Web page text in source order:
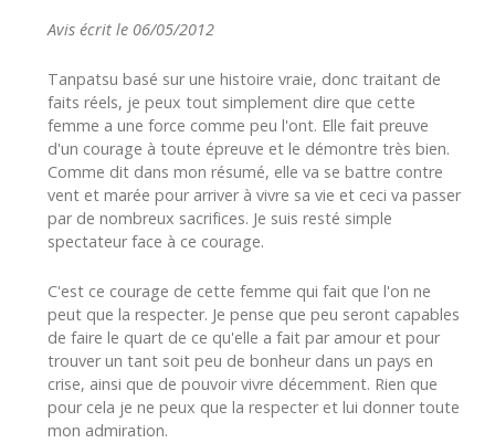
Avis écrit le 06/05/2012
Tanpatsu basé sur une histoire vraie, donc traitant de
faits réels, je peux tout simplement dire que cette
femme a une force comme peu l'ont. Elle fait preuve
d'un courage à toute épreuve et le démontre très bien.
Comme dit dans mon résumé, elle va se battre contre
vent et marée pour arriver à vivre sa vie et ceci va passer
par de nombreux sacrifices. Je suis resté simple
spectateur face à ce courage.
C'est ce courage de cette femme qui fait que l'on ne
peut que la respecter. Je pense que peu seront capables
de faire le quart de ce qu'elle a fait par amour et pour
trouver un tant soit peu de bonheur dans un pays en
crise, ainsi que de pouvoir vivre décemment. Rien que
pour cela je ne peux que la respecter et lui donner toute
mon admiration.